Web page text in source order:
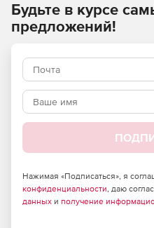
Вредоносные URL-адреса
идентифицирует
угрозы (APT) и выполняет
песочницы. Постоянные
адресов в PAN-DB
вредоносных программ и
базу данных вредоносных
блокировать различные
Будьте в курсе
предложений!
Нажимая «Подписаться», я
конфиденциальности, даю
данных и получение